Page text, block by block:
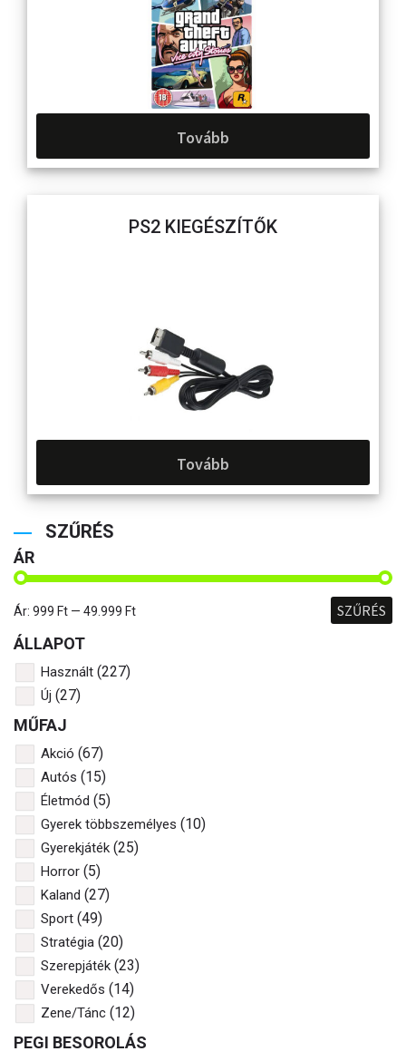
Tovább
PS2 KIEGÉSZÍTŐK
Tovább
SZŰRÉS
ÁR
SZŰRÉS
Ár: 999 Ft — 49.999 Ft
ÁLLAPOT
Használt (227)
Új (27)
MŰFAJ
Akció (67)
Autós (15)
Életmód (5)
Gyerek többszemélyes (10)
Gyerekjáték (25)
Horror (5)
Kaland (27)
Sport (49)
Stratégia (20)
Szerepjáték (23)
Verekedős (14)
Zene/Tánc (12)
PEGI BESOROLÁS